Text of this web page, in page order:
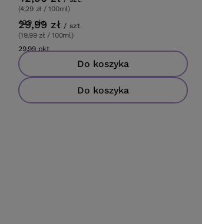
29,99 zł / szt.
(19,99 zł / 100ml)
29.99pktpunktów
Do koszyka
(4,29 zł / 100ml)
42.9 pktpunktów
Do koszyka